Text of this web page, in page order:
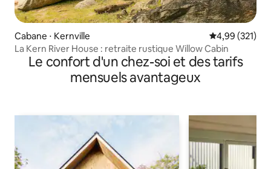
Cabane ⋅ Kernville Évaluation
4,99 (321)
La Kern River House : retraite rustique Willow Cabin
Le confort d'un chez-soi et des tarifs
mensuels avantageux